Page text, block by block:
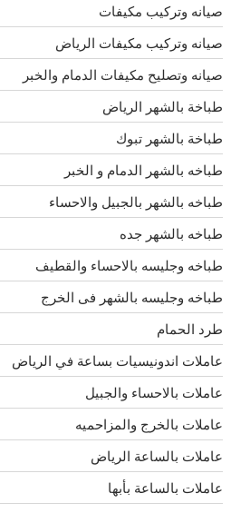
صيانه وتركيب مكيفات
صيانه وتركيب مكيفات الرياض
صيانه وتصليح مكيفات الدمام والخبر
طباخة بالشهر الرياض
طباخة بالشهر تبوك
طباخه بالشهر الدمام و الخبر
طباخه بالشهر بالجبيل والاحساء
طباخه بالشهر جده
طباخه وجليسه بالاحساء والقطيف
طباخه وجليسه بالشهر فى الخرج
طرد الحمام
عاملات اندونيسيات بساعة في الرياض
عاملات بالاحساء والجبيل
عاملات بالخرج والمزاحميه
عاملات بالساعة الرياض
عاملات بالساعة بأبها